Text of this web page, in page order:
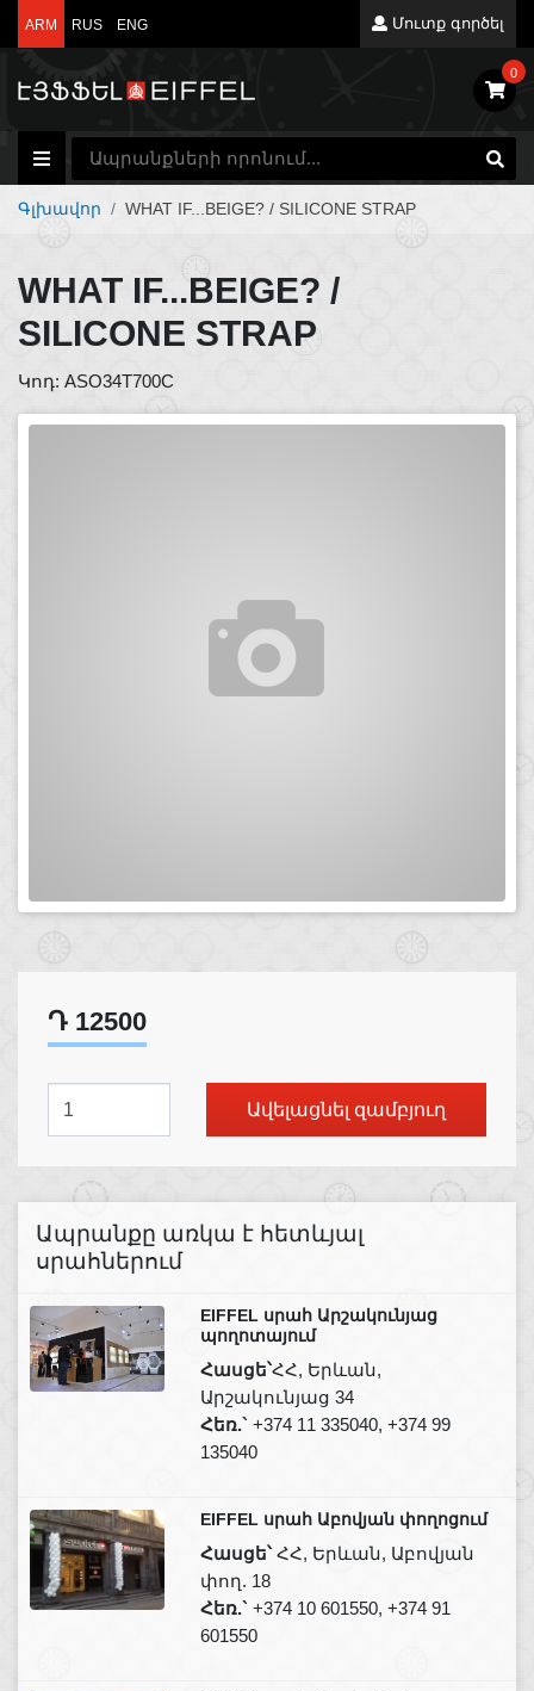
ARM RUS ENG Մուտք գործել
0
Գլխավոր WHAT IF...BEIGE? / SILICONE STRAP
WHAT IF...BEIGE? /
SILICONE STRAP
Կոդ: ASO34T700C
Դ 12500
Ավելացնել զամբյուղ
Ապրանքը առկա է հետևյալ
սրահներում
EIFFEL սրահ Արշակունյաց
պողոտայում
Հասցե՝ՀՀ, Երևան,
Արշակունյաց 34
Հեռ.` +374 11 335040, +374 99
135040
EIFFEL սրահ Աբովյան փողոցում
Հասցե՝ՀՀ, Երևան, Աբովյան
փող. 18
Հեռ.` +374 10 601550, +374 91
601550